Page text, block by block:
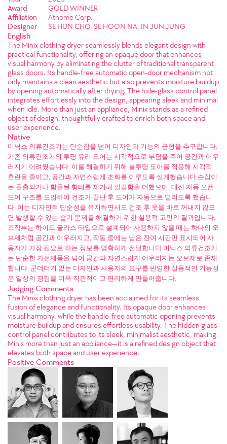
Award
GOLD WINNER
Affiliation
Athome Corp.
Designer
SE HUN CHO, SE HOON NA, IN JUN JUNG
English
The Minix clothing dryer seamlessly blends elegant design with
practical functionality, offering an opaque door that enhances
visual harmony by eliminating the clutter of traditional transparent
glass doors. Its handle-free automatic open-door mechanism not
only maintains a clean aesthetic but also prevents moisture buildup
by opening automatically after drying. The hide-glass control panel
integrates effortlessly into the design, appearing sleek and minimal
when idle. More than just an appliance, Minix stands as a refined
object of design, thoughtfully crafted to enrich both space and
user experience.
Native
미닉스 의류건조기는 단순함을 넘어 디자인과 기능의 균형을 추구합니다.
기존 의류건조기의 투명 유리 도어는 시각적으로 부담을 주어 공간과 어우
러지기 어려웠습니다. 이를 해결하기 위해 불투명 도어를 적용해 시각적
혼란을 줄이고, 공간과 자연스럽게 조화를 이루도록 설계했습니다.손잡이
는 돌출되거나 함몰된 형태를 제거해 깔끔함을 더했으며, 대신 자동 오픈
도어 구조를 도입하여 건조가 끝난 후 도어가 자동으로 열리도록 했습니
다. 이는 디자인적 단순성을 유지하면서도 건조 후 옷을 바로 꺼내지 않으
면 발생할 수 있는 습기 문제를 해결하기 위한 실용적 고민의 결과입니다.
조작부는 하이드 글라스 타입으로 설계되어 사용하지 않을 때는 하나의 오
브제처럼 공간과 어우러지고, 작동 중에는 남은 잔여 시간만 표시되어 사
용자가 가장 필요로 하는 정보를 명확하게 전달합니다.미닉스 의류건조기
는 단순한 가전제품을 넘어 공간과 자연스럽게 어우러지는 오브제로 존재
합니다. 군더더기 없는 디자인과 사용자의 요구를 반영한 실용적인 기능성
은 일상의 경험을 더욱 직관적이고 편리하게 만들어줍니다.
Judging Comments
The Minix clothing dryer has been acclaimed for its seamless
fusion of elegance and functionality. Its opaque door enhances
visual harmony, while the handle-free automatic opening prevents
moisture buildup and ensures effortless usability. The hidden glass
control panel contributes to its sleek, minimalist aesthetic, making
Minix more than just an appliance—it is a refined design object that
elevates both space and user experience.
Positive Comments